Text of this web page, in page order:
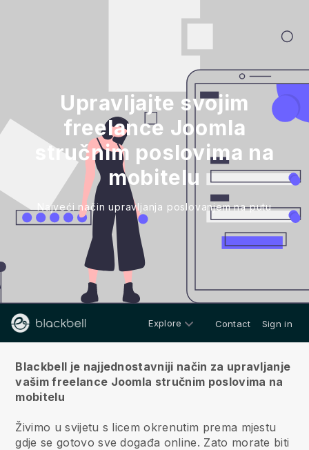
Upravljajte svojim
freelance Joomla
stručnim poslovima na
mobitelu
Najveći način upravljanja poslovanjem na putu
Explore Contact Sign in
Blackbell je najjednostavniji način za upravljanje
vašim freelance Joomla stručnim poslovima na
mobitelu
Živimo u svijetu s licem okrenutim prema mjestu
gdje se gotovo sve događa online. Zato morate biti